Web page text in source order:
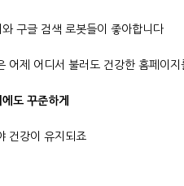
구글 검색 로봇들이 좋아합니다
어제 어디서 불러도 건강한 홈페이지
도 꾸준하게
건강이 유지되죠